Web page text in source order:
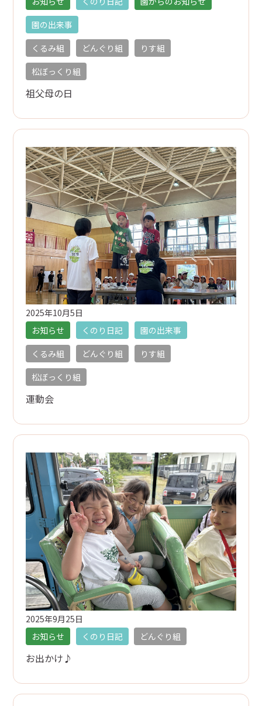
園の出来事
くるみ組
どんぐり組
りす組
松ぼっくり組
祖父母の日
2025年10月5日
お知らせ
くのり日記
園の出来事
くるみ組
どんぐり組
りす組
松ぼっくり組
運動会
2025年9月25日
お知らせ
くのり日記 どんぐり組
お出かけ♪